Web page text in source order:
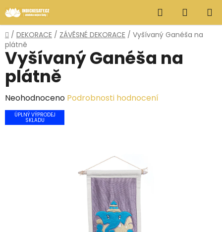
na
obsah
Hledat
KOŠÍK
Domů
/ DEKORACE / ZÁVĚSNÉ DEKORACE / Vyšívaný Ganéša na
plátně
Vyšívaný Ganéša na
plátně
Průměrné
hodnocení
produktu
Neohodnoceno Podrobnosti hodnocení
ÚPLNÝ VÝPRODEJ
SKLADU